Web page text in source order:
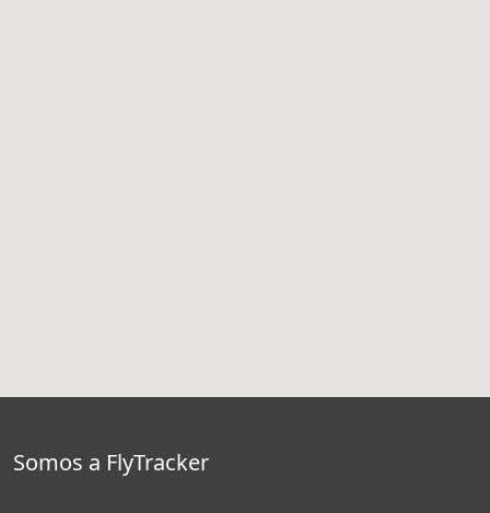
Somos a FlyTracker